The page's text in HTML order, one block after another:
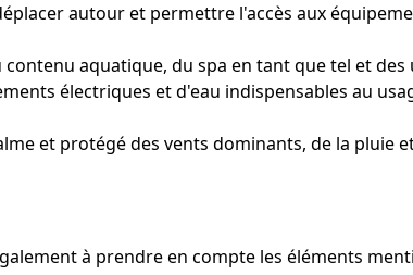
autour et permettre l'accès aux
aquatique, du spa en tant que tel et des
électriques et d'eau indispensables au
et protégé des vents dominants, de la pluie
à prendre en compte les éléments